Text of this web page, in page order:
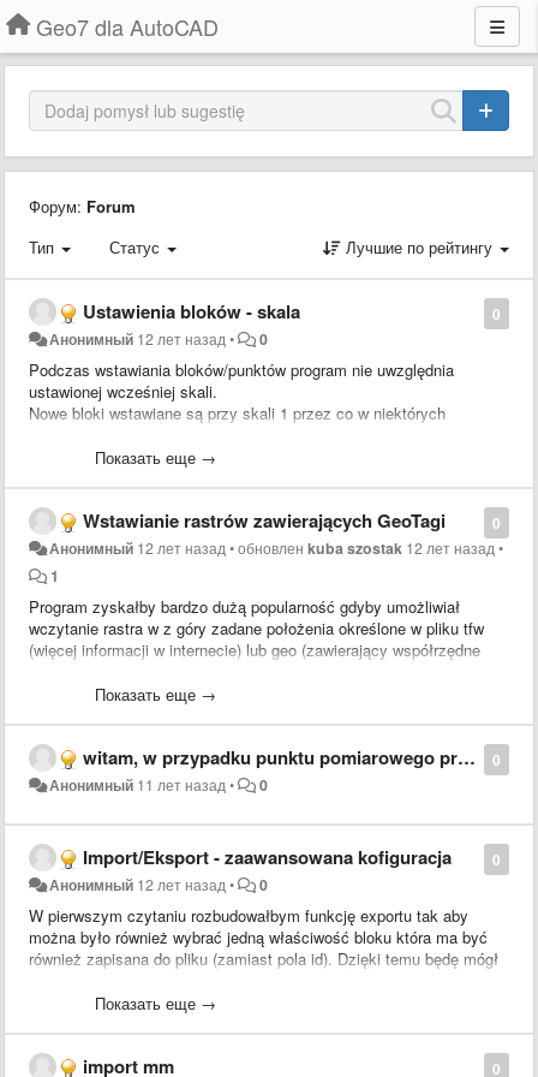
Geo7 dla AutoCAD
Форум: Forum
Тип
Статус Лучшие по рейтингу
0
Ustawienia bloków - skala
Анонимный 12 лет назад• 0
Podczas wstawiania bloków/punktów program nie uwzględnia
ustawionej wcześniej skali.
Nowe bloki wstawiane są przy skali 1 przez co w niektórych
Skalę trzeba zmieniać za każdym razem gdy dodamy nowy
Показать еще →
0
Wstawianie rastrów zawierających GeoTagi
Анонимный 12 лет назад•обновленkuba szostak 12 лет назад•
1
Program zyskałby bardzo dużą popularność gdyby umożliwiał
wczytanie rastra w z góry zadane położenia określone w pliku tfw
(więcej informacji w internecie) lub geo (zawierający współrzędne
Показать еще →
0
witam, w przypadku punktu pomiarowego przydałby się artybut "opis"
Анонимный 11 лет назад• 0
0
Import/Eksport - zaawansowana kofiguracja
Анонимный 12 лет назад• 0
W pierwszym czytaniu rozbudowałbym funkcję exportu tak aby
można było również wybrać jedną właściwość bloku która ma być
również zapisana do pliku (zamiast pola id). Dzięki temu będę mógł
instrumentu. Cieszy również brak ograniczenia na wykorzystanie
przyszłości w programie będzie można wskazać jakąś właściwość
Показать еще →
0
import mm